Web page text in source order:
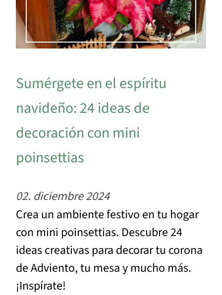
Sumérgete en el espíritu
navideño: 24 ideas de
decoración con mini
poinsettias
02. diciembre 2024
Crea un ambiente festivo en tu hogar
con mini poinsettias. Descubre 24
ideas creativas para decorar tu corona
de Adviento, tu mesa y mucho más.
¡Inspírate!